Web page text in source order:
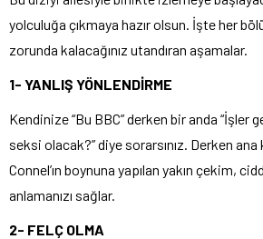
yolculuğa çıkmaya hazır olsun. İşte her
zorunda kalacağınız utandıran aşamalar.
1- YANLIŞ YÖNLENDİRME
Kendinize “Bu BBC” derken bir anda “İşler
seksi olacak?” diye sorarsınız. Derken
Connel’ın boynuna yapılan yakın çekim,
anlamanızı sağlar.
2- FELÇ OLMA